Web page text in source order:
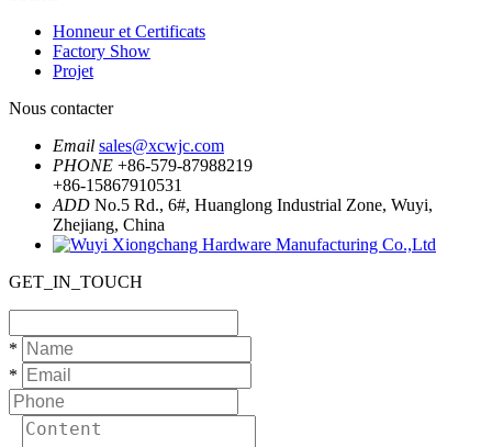
Honneur et Certificats
Factory Show
Projet
Nous contacter
Email sales@xcwjc.com
PHONE +86-579-87988219
+86-15867910531
ADD No.5 Rd., 6#, Huanglong Industrial Zone, Wuyi,
Zhejiang, China
GET_IN_TOUCH
*
*